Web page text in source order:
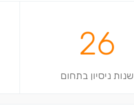
26
שנות ניסיון בתחום